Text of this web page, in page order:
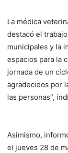
La médica
destacó el
municipales y la
espacios para la
jornada de un
agradecidos por
las personas”,
Asimismo,
el jueves 28 de